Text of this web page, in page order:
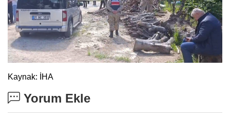
Kaynak: İHA
Yorum Ekle